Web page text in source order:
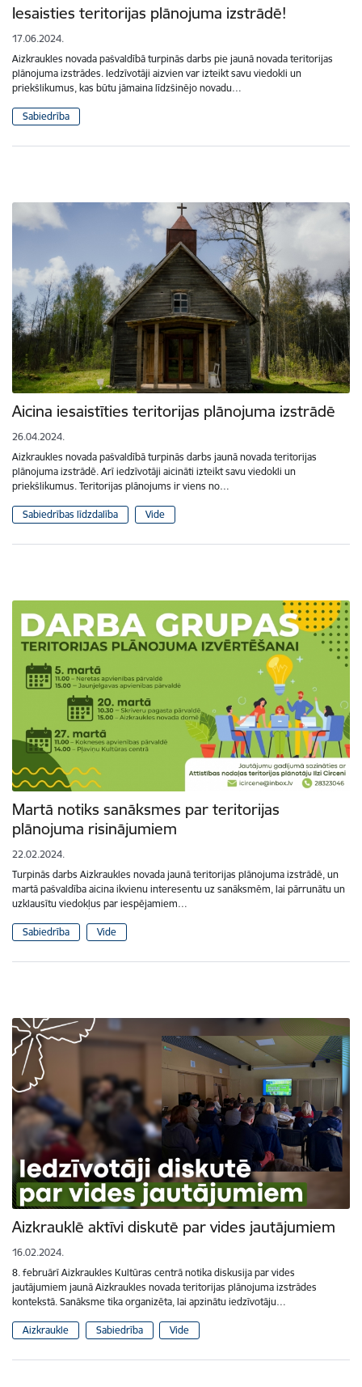
Iesaisties teritorijas plānojuma izstrādē!
17.06.2024.
Aizkraukles novada pašvaldībā turpinās darbs pie jaunā novada teritorijas
plānojuma izstrādes. Iedzīvotāji aizvien var izteikt savu viedokli un
priekšlikumus, kas būtu jāmaina līdzšinējo novadu…
Sabiedrība
Aicina iesaistīties teritorijas plānojuma izstrādē
26.04.2024.
Aizkraukles novada pašvaldībā turpinās darbs jaunā novada teritorijas
plānojuma izstrādē. Arī iedzīvotāji aicināti izteikt savu viedokli un
priekšlikumus. Teritorijas plānojums ir viens no…
Sabiedrības līdzdalība Vide
Martā notiks sanāksmes par teritorijas
plānojuma risinājumiem
22.02.2024.
Turpinās darbs Aizkraukles novada jaunā teritorijas plānojuma izstrādē, un
martā pašvaldība aicina ikvienu interesentu uz sanāksmēm, lai pārrunātu un
uzklausītu viedokļus par iespējamiem…
Sabiedrība Vide
Aizkrauklē aktīvi diskutē par vides jautājumiem
16.02.2024.
8. februārī Aizkraukles Kultūras centrā notika diskusija par vides
jautājumiem jaunā Aizkraukles novada teritorijas plānojuma izstrādes
kontekstā. Sanāksme tika organizēta, lai apzinātu iedzīvotāju…
Aizkraukle Sabiedrība Vide